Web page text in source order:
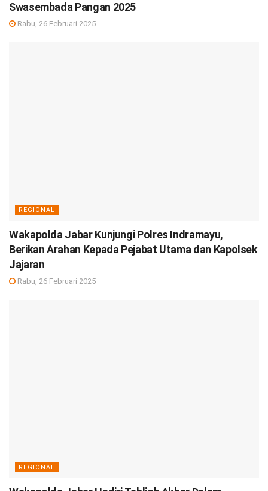
Swasembada Pangan 2025
Rabu, 26 Februari 2025
REGIONAL
Wakapolda Jabar Kunjungi Polres Indramayu,
Berikan Arahan Kepada Pejabat Utama dan Kapolsek
Jajaran
Rabu, 26 Februari 2025
REGIONAL